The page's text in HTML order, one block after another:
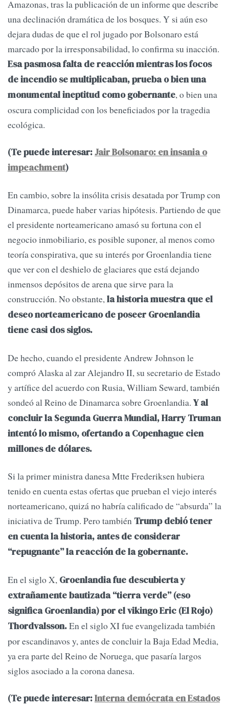
Amazonas, tras la publicación de un informe que describe
una declinación dramática de los bosques. Y si aún eso
dejara dudas de que el rol jugado por Bolsonaro está
marcado por la irresponsabilidad, lo confirma su inacción.
Esa pasmosa falta de reacción mientras los focos
de incendio se multiplicaban, prueba o bien una
monumental ineptitud como gobernante, o bien una
oscura complicidad con los beneficiados por la tragedia
ecológica.
(Te puede interesar:Jair Bolsonaro: en insania o
impeachment)
En cambio, sobre la insólita crisis desatada por Trump con
Dinamarca, puede haber varias hipótesis. Partiendo de que
el presidente norteamericano amasó su fortuna con el
negocio inmobiliario, es posible suponer, al menos como
teoría conspirativa, que su interés por Groenlandia tiene
que ver con el deshielo de glaciares que está dejando
inmensos depósitos de arena que sirve para la
construcción. No obstante,la historia muestra que el
deseo norteamericano de poseer Groenlandia
tiene casi dos siglos.
De hecho, cuando el presidente Andrew Johnson le
compró Alaska al zar Alejandro II, su secretario de Estado
y artífice del acuerdo con Rusia, William Seward, también
sondeó al Reino de Dinamarca sobre Groenlandia. Y al
concluir la Segunda Guerra Mundial, Harry Truman
intentó lo mismo, ofertando a Copenhague cien
millones de dólares.
Si la primer ministra danesa Mtte Frederiksen hubiera
tenido en cuenta estas ofertas que prueban el viejo interés
norteamericano, quizá no habría calificado de “absurda” la
iniciativa de Trump. Pero también Trump debió tener
en cuenta la historia, antes de considerar
“repugnante” la reacción de la gobernante.
En el siglo X, Groenlandia fue descubierta y
extrañamente bautizada “tierra verde” (eso
significa Groenlandia) por el vikingo Eric (El Rojo)
Thordvalsson.En el siglo XI fue evangelizada también
por escandinavos y, antes de concluir la Baja Edad Media,
ya era parte del Reino de Noruega, que pasaría largos
siglos asociado a la corona danesa.
(Te puede interesar:Interna demócrata en Estados